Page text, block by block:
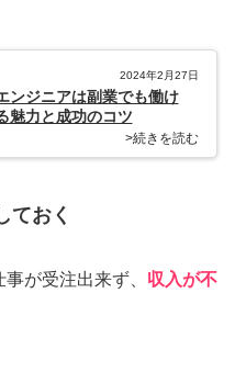
2024年2月27日
ンジニアは副業でも働け
魅力と成功のコツ
>続きを読む
ておく
が受注出来ず、 収入が不